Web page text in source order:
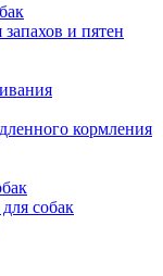
и пятен
кормления
собак